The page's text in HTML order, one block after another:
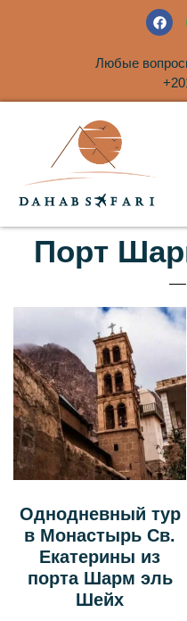
Любые
Порт
Однодневный тур
в Монастырь Св.
Екатерины из
порта Шарм эль
Шейх